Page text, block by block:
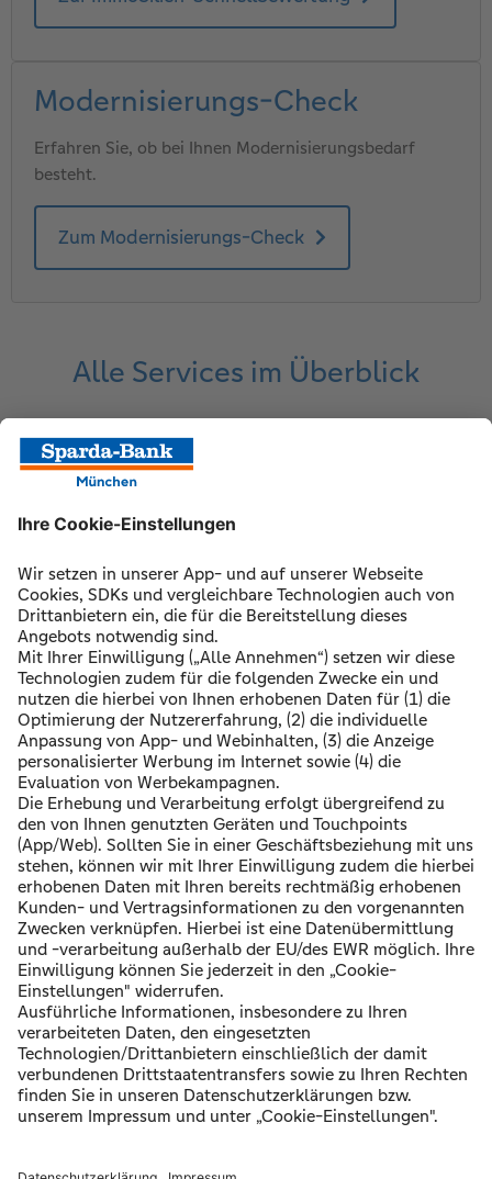
Modernisierungs-Check
Erfahren Sie, ob bei Ihnen Modernisierungsbedarf
besteht.
Zum Modernisierungs-Check
Alle Services im Überblick
Verkaufen
Kaufen
Mieten
Bauen
Modernisieren
Vermieten